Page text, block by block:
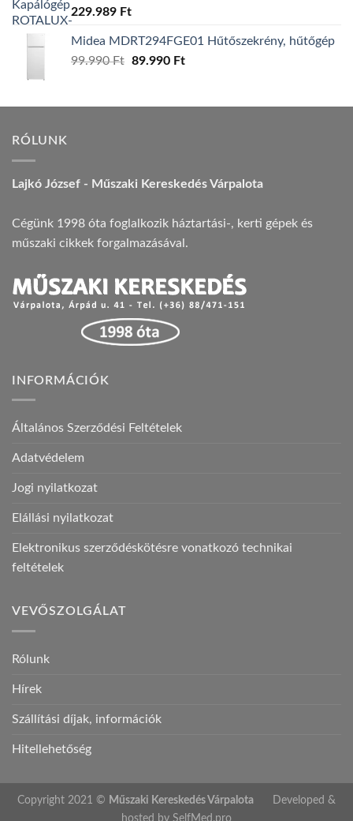
229.989 Ft
Midea MDRT294FGE01 Hűtőszekrény, hűtőgép
99.990Ft Original
99.990 Ft.
89.990 FtCurrent
89.990 Ft.
RÓLUNK
Lajkó József - Műszaki Kereskedés Várpalota
Cégünk 1998 óta foglalkozik háztartási-, kerti gépek és
műszaki cikkek forgalmazásával.
INFORMÁCIÓK
Általános Szerződési Feltételek
Adatvédelem
Jogi nyilatkozat
Elállási nyilatkozat
Elektronikus szerződéskötésre vonatkozó technikai
feltételek
VEVŐSZOLGÁLAT
Rólunk
Hírek
Szállítási díjak, információk
Hitellehetőség
Copyright 2021 © Műszaki Kereskedés Várpalota Developed &
hosted by SelfMed.pro